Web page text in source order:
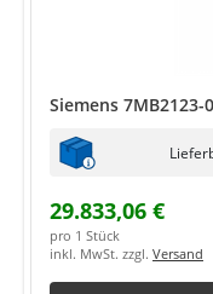
Siemens 7MB2123-
29.833,06 €
pro 1 Stück
inkl. MwSt. zzgl. Versand